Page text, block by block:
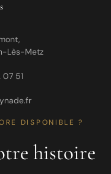
Lès-Metz
51
DISPONIBLE ?
histoire